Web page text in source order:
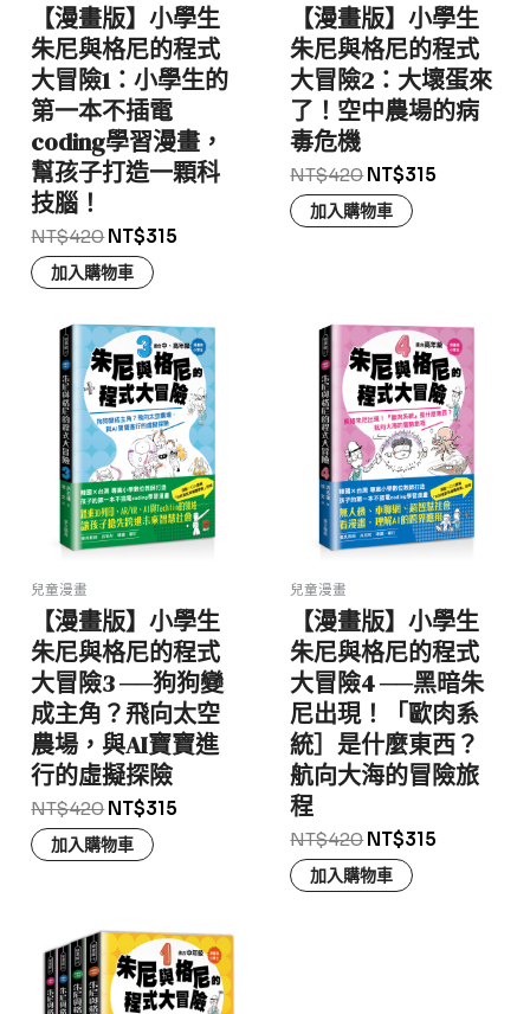
【漫畫版】小學生
朱尼與格尼的程式
大冒險1：小學生的
第一本不插電
coding學習漫畫，
幫孩子打造一顆科
技腦！
NT$420NT$315
加入購物車
【漫畫版】小學生
朱尼與格尼的程式
大冒險2：大壞蛋來
了！空中農場的病
毒危機
NT$420NT$315
加入購物車
兒童漫畫
【漫畫版】小學生
朱尼與格尼的程式
大冒險3 ──狗狗變
成主角？飛向太空
農場，與AI寶寶進
行的虛擬探險
NT$420NT$315
加入購物車
兒童漫畫
【漫畫版】小學生
朱尼與格尼的程式
大冒險4 ──黑暗朱
尼出現！「歐肉系
統］是什麼東西？
航向大海的冒險旅
程
NT$420NT$315
加入購物車